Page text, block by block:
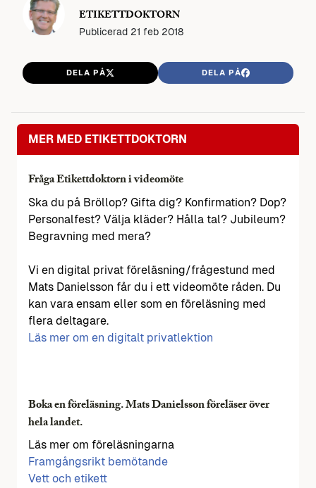
ETIKETTDOKTORN
Publicerad 21 feb 2018
DELA PÅ DELA PÅ
MER MED ETIKETTDOKTORN
Fråga Etikettdoktorn i videomöte
Ska du på Bröllop? Gifta dig? Konfirmation? Dop?
Personalfest? Välja kläder? Hålla tal? Jubileum?
Begravning med mera?
Vi en digital privat föreläsning/frågestund med
Mats Danielsson får du i ett videomöte råden. Du
kan vara ensam eller som en föreläsning med
flera deltagare.
Läs mer om en digitalt privatlektion
Boka en föreläsning. Mats Danielsson föreläser över
hela landet.
Läs mer om föreläsningarna
Framgångsrikt bemötande
Vett och etikett